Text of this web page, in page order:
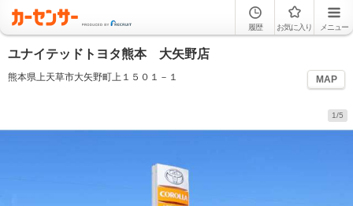
履歴 お気に入り メニュー
ユナイテッドトヨタ熊本 大矢野店
熊本県上天草市大矢野町上１５０１－１ MAP
1/5